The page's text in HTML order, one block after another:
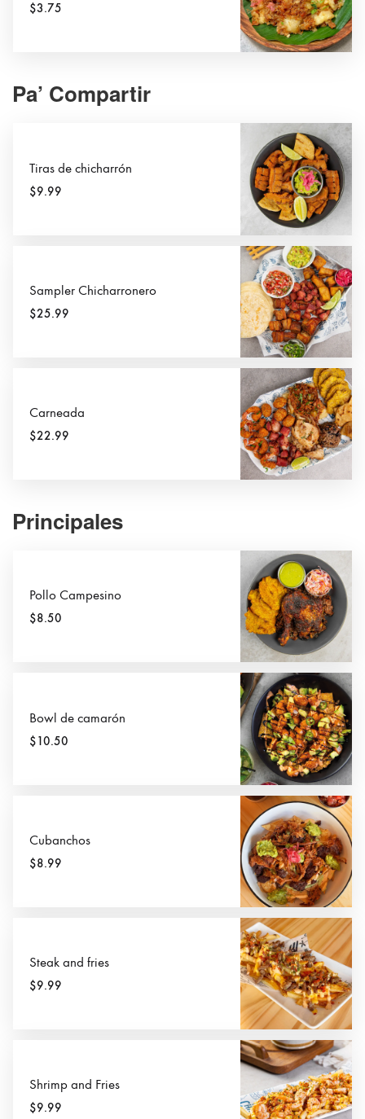
$3.75
Pa’ Compartir
Tiras de chicharrón
$9.99
Sampler Chicharronero
$25.99
Carneada
$22.99
Principales
Pollo Campesino
$8.50
Bowl de camarón
$10.50
Cubanchos
$8.99
Steak and fries
$9.99
Shrimp and Fries
$9.99